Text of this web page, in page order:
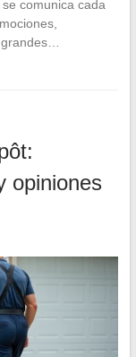
comunica cada
opiniones